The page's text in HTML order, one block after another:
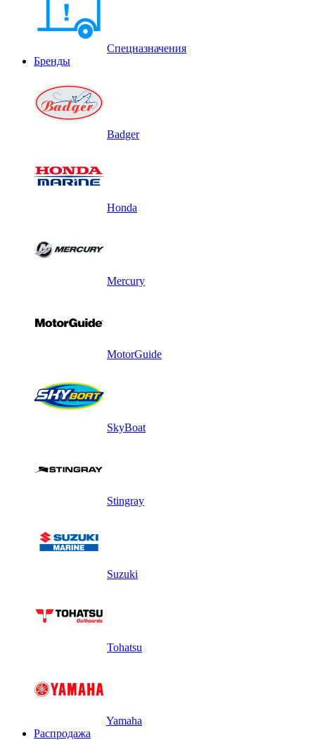
Спецназначения
Бренды
Badger
Honda
Mercury
MotorGuide
SkyBoat
Stingray
Suzuki
Tohatsu
Yamaha
Распродажа